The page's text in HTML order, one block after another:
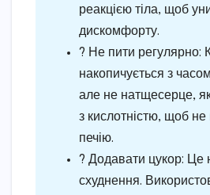
реакцією тіла, щоб
дискомфорту.
? Не пити регулярно:
накопичується з
але не натщесерце,
з кислотністю, щоб не
печію.
? Додавати цукор: Це
схуднення.